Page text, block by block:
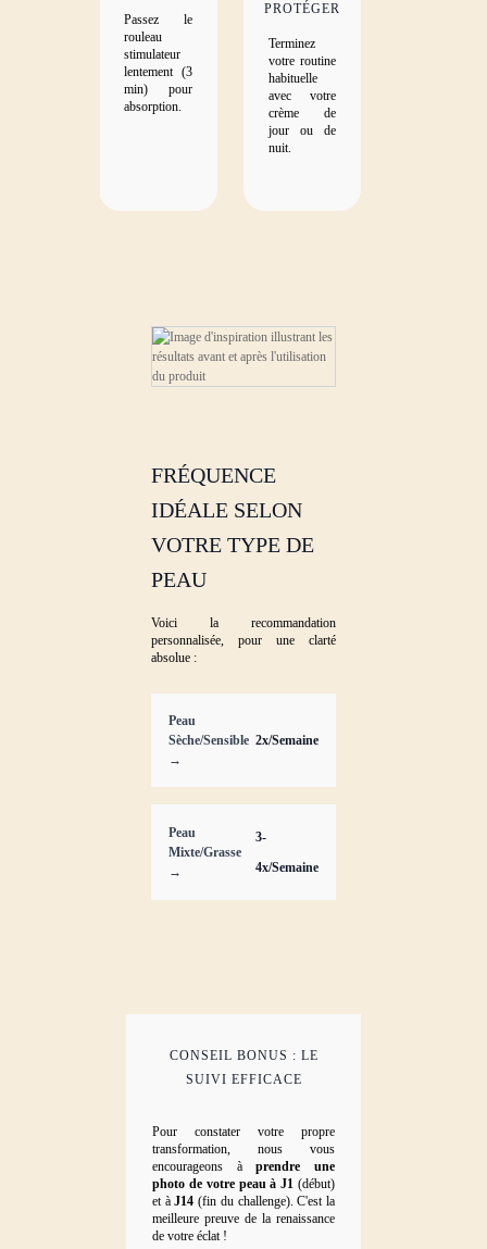
Passez le
rouleau
stimulateur
lentement (3
min) pour
absorption.
PROTÉGER
Terminez
votre routine
habituelle
avec votre
crème de
jour ou de
nuit.
FRÉQUENCE
IDÉALE SELON
VOTRE TYPE DE
PEAU
Voici la recommandation
personnalisée, pour une clarté
absolue :
Peau
Sèche/Sensible
→
2x/Semaine
Peau
Mixte/Grasse
→
3-
4x/Semaine
CONSEIL BONUS : LE
SUIVI EFFICACE
Pour constater votre propre
transformation, nous vous
encourageons àprendre une
photo de votre peau à J1 (début)
et àJ14 (fin du challenge). C'est la
meilleure preuve de la renaissance
de votre éclat !